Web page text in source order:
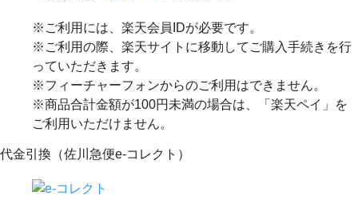
※ご利用には、楽天会員IDが必要です。
※ご利用の際、楽天サイトに移動してご購入手続きを行
っていただきます。
※フィーチャーフォンからのご利用はできません。
※商品合計金額が100円未満の場合は、「楽天ペイ」を
ご利用いただけません。
代金引換（佐川急便e-コレクト）